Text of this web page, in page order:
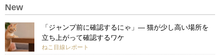
New
「ジャンプ前に確認するにゃ」— 猫が少し高い場所を
立ち上がって確認するワケ
ねこ目線レポート